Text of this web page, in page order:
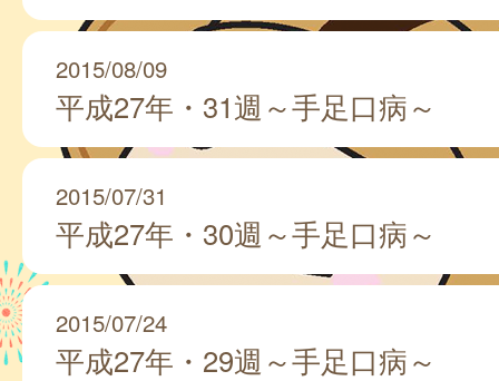
2015/08/09
平成27年・31週～手足口病～
2015/07/31
平成27年・30週～手足口病～
2015/07/24
平成27年・29週～手足口病～